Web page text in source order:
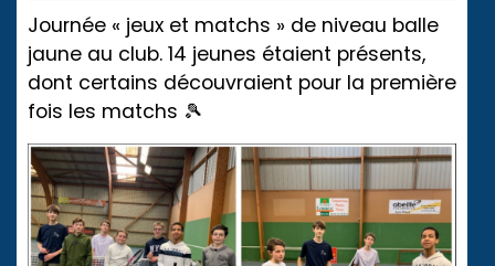
Journée « jeux et matchs » de niveau balle
jaune au club. 14 jeunes étaient présents,
dont certains découvraient pour la première
fois les matchs 🎾